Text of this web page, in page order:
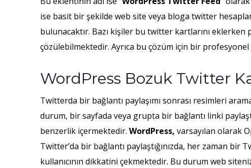
ise basit bir şekilde web site veya bloga twitter
bulunacaktır. Bazı kişiler bu twitter kartlarını
çözülebilmektedir. Ayrıca bu çözüm için bir profesyonel
WordPress Bozuk Twitter
Twitterda bir bağlantı paylaşımı sonrası resimleri
durum, bir sayfada veya grupta bir bağlantı linki
benzerlik içermektedir. WordPress, varsayılan olarak
Twitter’da bir bağlantı paylaştığınızda, her zaman
kullanıcının dikkatini çekmektedir. Bu durum web